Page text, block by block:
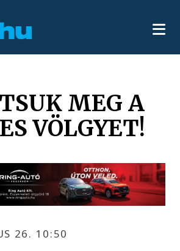
MEG A
VÖLGYET!
26. 10:50